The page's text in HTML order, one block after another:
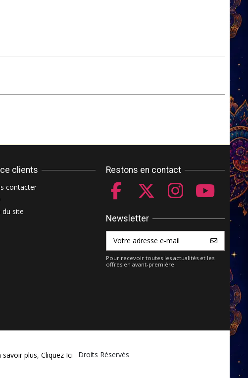
clients
contacter
du site
Restons en contact
Newsletter
Pour recevoir toutes les actualités et les
offres en avant-première.
- Tous Droits Réservés
plus, Cliquez Ici